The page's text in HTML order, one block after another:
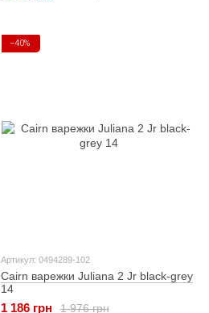
−40%
Артикул: 0494289-102
Cairn варежки Juliana 2 Jr black-grey
14
1 976 грн
1 186 грн